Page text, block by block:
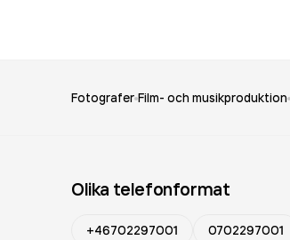
Fotografer Film- och musikproduktion
Olika telefonformat
+46702297001 0702297001